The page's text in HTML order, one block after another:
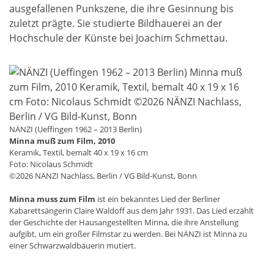
ausgefallenen Punkszene, die ihre Gesinnung bis
zuletzt prägte. Sie studierte Bildhauerei an der
Hochschule der Künste bei Joachim Schmettau.
NÄNZI (Ueffingen 1962 – 2013 Berlin)
Minna muß zum Film, 2010
Keramik, Textil, bemalt 40 x 19 x 16 cm
Foto: Nicolaus Schmidt
©2026 NÄNZI Nachlass, Berlin / VG Bild-Kunst, Bonn
Minna muss zum Film ist ein bekanntes Lied der Berliner
Kabarettsängerin Claire Waldoff aus dem Jahr 1931. Das Lied erzählt
der Geschichte der Hausangestellten Minna, die ihre Anstellung
aufgibt, um ein großer Filmstar zu werden. Bei NÄNZI ist Minna zu
einer Schwarzwaldbäuerin mutiert.